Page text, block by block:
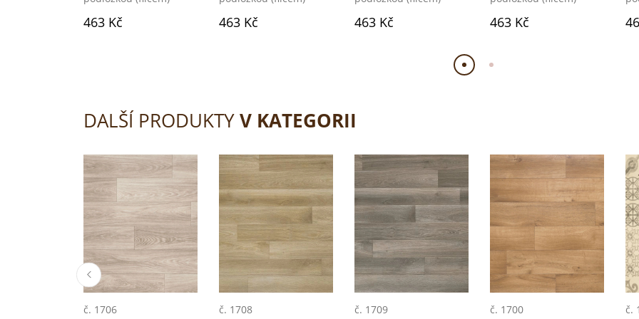
463 Kč 463 Kč 463 Kč 463 Kč
DALŠÍ PRODUKTYV KATEGORII
č. 1706 č. 1708 č. 1709 č. 1700 č.